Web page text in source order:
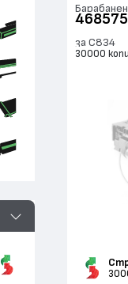
за C834
30000